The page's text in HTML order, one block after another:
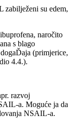
su edem,
naročito
s blago
(primjerice,
4.4.).
razvoj
a. Moguće ja da
NSAIL-a.